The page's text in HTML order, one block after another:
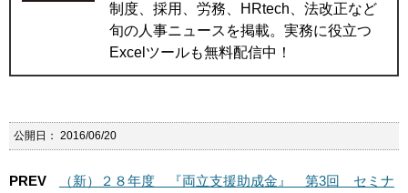
制度、採用、労務、HRtech、法改正など
旬の人事ニュースを掲載。実務に役立つ
Excelツールも無料配信中！
公開日： 2016/06/20
PREV
（新）２８年度 『両立支援助成金』 第3回 セミナ